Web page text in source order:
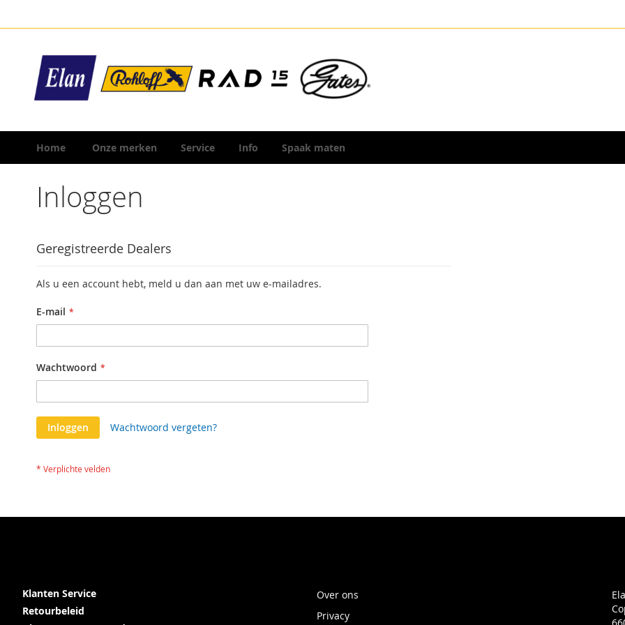
naar
inhoud
Home Onze merken Service Info Spaak maten
Inloggen
Geregistreerde Dealers
Als u een account hebt, meld u dan aan met uw e-mailadres.
E-mail
Wachtwoord
Inloggen Wachtwoord vergeten?
Klanten Service
Retourbeleid
Over ons
Privacy